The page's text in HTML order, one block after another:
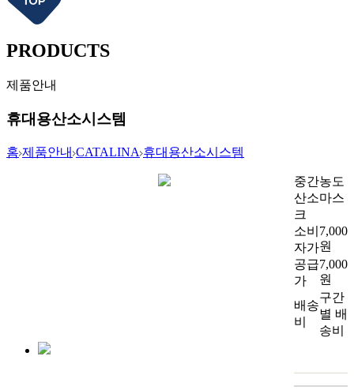
PRODUCTS
제품안내
휴대용산소시스템
홈 제품안내 CATALINA 휴대용산소시스템
중간농도
산소마스
크
소비
자가
7,000
원
공급
가
7,000
원
배송
비
구간
별 배
송비